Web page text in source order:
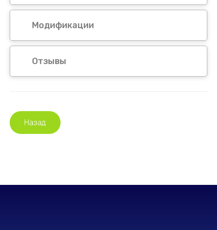
Модификации
Отзывы
Назад